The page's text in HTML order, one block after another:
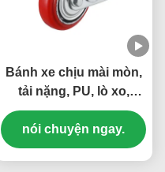
Bánh xe chịu mài mòn,
tải nặng, PU, lò xo,
không để lại vết, bánh
xe công nghiệp 5'' xoay,
chế biến thực phẩm,
nói chuyện ngay.